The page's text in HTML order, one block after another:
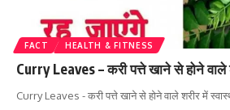
FACT HEALTH & FITNESS
Curry Leaves – करी पत्ते खाने से होने वाले
Curry Leaves - करी पत्ते खाने से होने वाले शरीर में